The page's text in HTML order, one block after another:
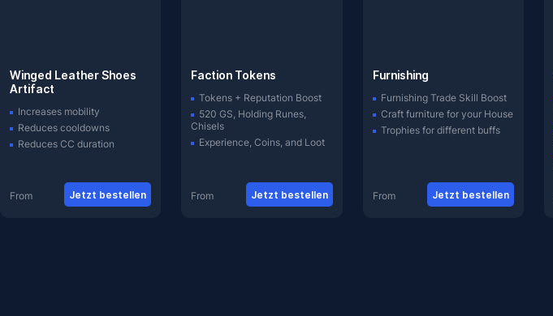
Winged Leather Shoes
Artifact
Increases mobility
Reduces cooldowns
Reduces CC duration
From Jetzt bestellen
Faction Tokens
Tokens + Reputation Boost
520 GS, Holding Runes,
Chisels
Experience, Coins, and Loot
From Jetzt bestellen
Furnishing
Furnishing Trade Skill Boost
Craft furniture for your House
Trophies for different buffs
From Jetzt bestellen